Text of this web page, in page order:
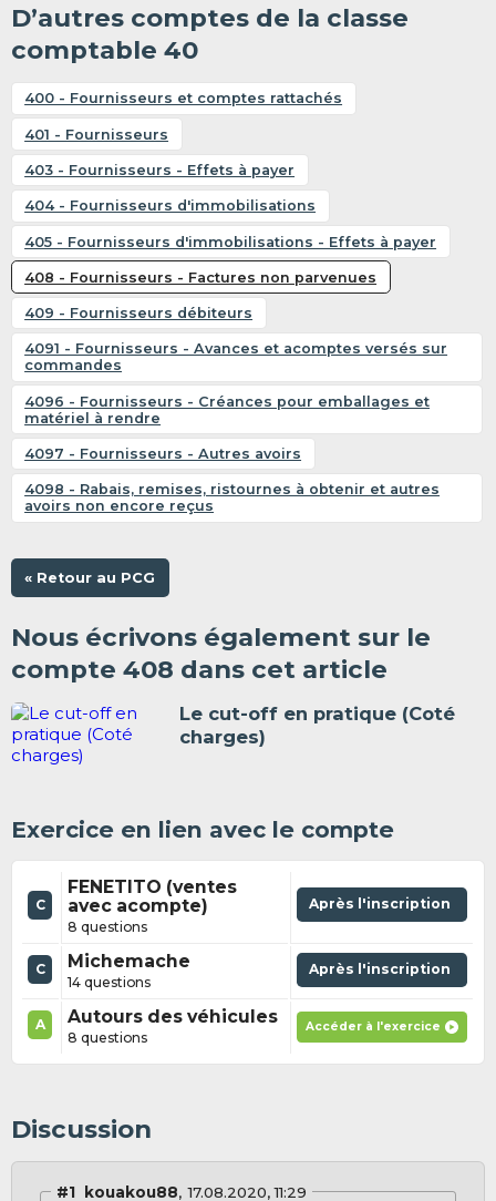
D’autres comptes de la classe
comptable 40
400 - Fournisseurs et comptes rattachés
401 - Fournisseurs
403 - Fournisseurs - Effets à payer
404 - Fournisseurs d'immobilisations
405 - Fournisseurs d'immobilisations - Effets à payer
408 - Fournisseurs - Factures non parvenues
409 - Fournisseurs débiteurs
4091 - Fournisseurs - Avances et acomptes versés sur
commandes
4096 - Fournisseurs - Créances pour emballages et
matériel à rendre
4097 - Fournisseurs - Autres avoirs
4098 - Rabais, remises, ristournes à obtenir et autres
avoirs non encore reçus
« Retour au PCG
Nous écrivons également sur le
compte 408 dans cet article
Le cut-off en pratique (Coté
charges)
Exercice en lien avec le compte
C
FENETITO (ventes
avec acompte)
8 questions
Après l'inscription
C Michemache
14 questions
Après l'inscription
A Autours des véhicules
8 questions
Accéder à l'exercice
Discussion
#1 kouakou88 17.08.2020, 11:29